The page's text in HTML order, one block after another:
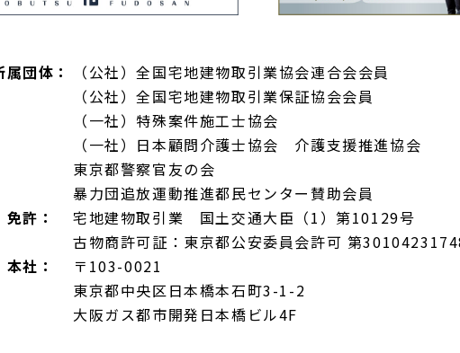
属団体：
（公社）全国宅地建物取引業協会連合会会員
（公社）全国宅地建物取引業保証協会会員
（一社）特殊案件施工士協会
（一社）日本顧問介護士協会 介護支援推進協会
東京都警察官友の会
暴力団追放運動推進都民センター賛助会員
免許：
宅地建物取引業 国土交通大臣（1）第10129号
古物商許可証：東京都公安委員会許可 第
本社：
〒103-0021
東京都中央区日本橋本石町3-1-2
大阪ガス都市開発日本橋ビル4F